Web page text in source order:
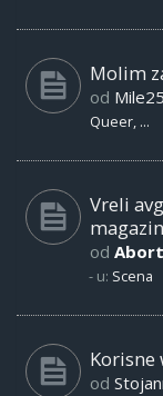
Molim
od Mile25
Queer, ...
Vreli
od
- u: Scena
Korisne
od